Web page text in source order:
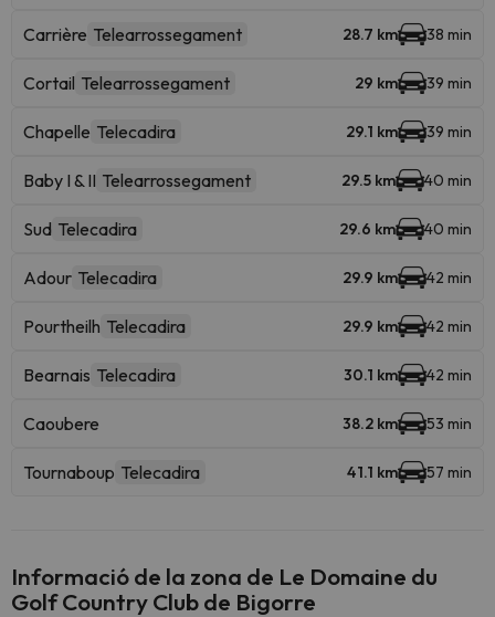
Carrière Telearrossegament 28.7 km 38 min
Cortail Telearrossegament 29 km 39 min
Chapelle Telecadira 29.1 km 39 min
Baby I & II Telearrossegament 29.5 km 40 min
Sud Telecadira 29.6 km 40 min
Adour Telecadira 29.9 km 42 min
Pourtheilh Telecadira 29.9 km 42 min
Bearnais Telecadira 30.1 km 42 min
Caoubere 38.2 km 53 min
Tournaboup Telecadira 41.1 km 57 min
Informació de la zona de Le Domaine du
Golf Country Club de Bigorre